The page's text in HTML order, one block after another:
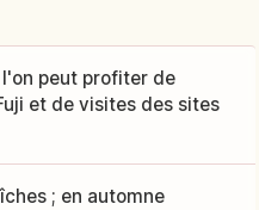
peut profiter de
et de visites des sites
; en automne